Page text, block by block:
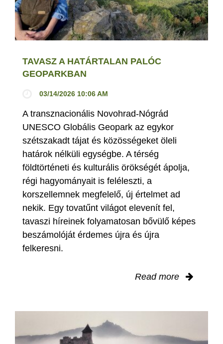
TAVASZ A HATÁRTALAN PALÓC
GEOPARKBAN
03/14/2026 10:06 AM
A transznacionális Novohrad-Nógrád
UNESCO Globális Geopark az egykor
szétszakadt tájat és közösségeket öleli
határok nélküli egységbe. A térség
földtörténeti és kulturális örökségét ápolja,
régi hagyományait is feléleszti, a
korszellemnek megfelelő, új értelmet ad
nekik. Egy tovatűnt világot elevenít fel,
tavaszi híreinek folyamatosan bővülő képes
beszámolóját érdemes újra és újra
felkeresni.
Read more